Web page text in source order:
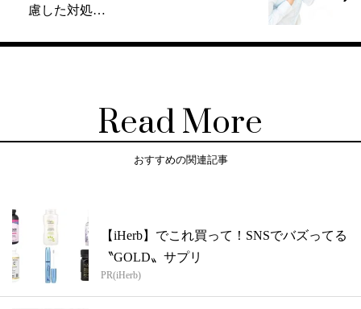
慮した対処…
Read More
おすすめの関連記事
【iHerb】でこれ買って！SNSでバズってる
〝GOLD〟サプリ
PR(iHerb)